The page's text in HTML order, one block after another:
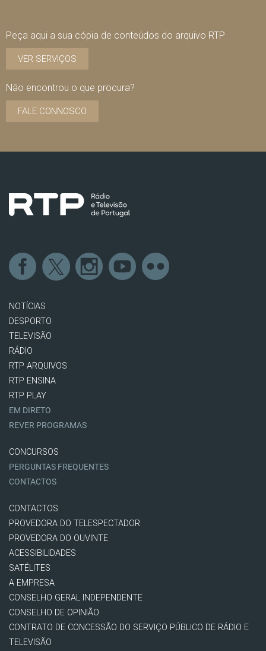
Peça aqui a sua cópia de conteúdos do arquivo RTP
VER SERVIÇOS
Não encontrou o que procura?
FALE CONNOSCO
NOTÍCIAS
DESPORTO
TELEVISÃO
RÁDIO
RTP ARQUIVOS
RTP ENSINA
RTP PLAY
EM DIRETO
REVER PROGRAMAS
CONCURSOS
PERGUNTAS FREQUENTES
CONTACTOS
CONTACTOS
PROVEDORA DO TELESPECTADOR
PROVEDORA DO OUVINTE
ACESSIBILIDADES
SATÉLITES
A EMPRESA
CONSELHO GERAL INDEPENDENTE
CONSELHO DE OPINIÃO
CONTRATO DE CONCESSÃO DO SERVIÇO PÚBLICO DE RÁDIO E
TELEVISÃO